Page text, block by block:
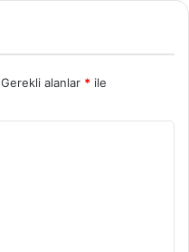
Gerekli alanlar * ile